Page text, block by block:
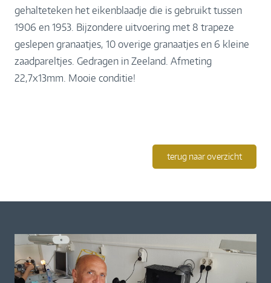
gehalteteken het eikenblaadje die is gebruikt tussen
1906 en 1953. Bijzondere uitvoering met 8 trapeze
geslepen granaatjes, 10 overige granaatjes en 6 kleine
zaadpareltjes. Gedragen in Zeeland. Afmeting
22,7x13mm. Mooie conditie!
terug naar overzicht